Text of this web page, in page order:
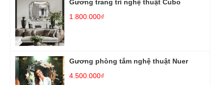
Gương trang trí nghệ thuật Cubo
1.800.000₫
Gương phòng tắm nghệ thuật Nuer
4.500.000₫